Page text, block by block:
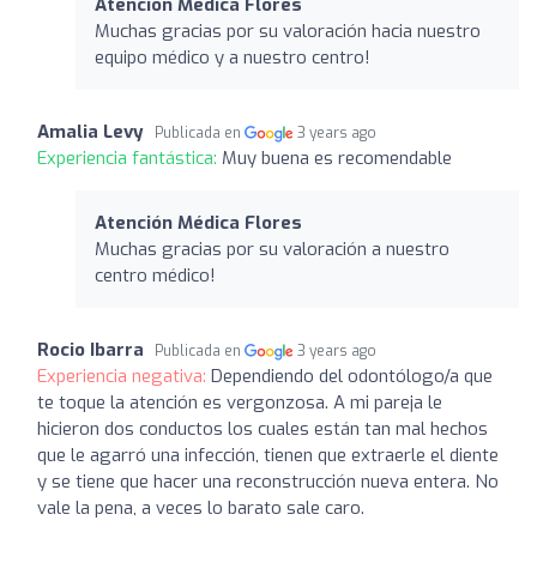
Atención Médica Flores
Muchas gracias por su valoración hacia nuestro
equipo médico y a nuestro centro!
Amalia Levy Publicada en 3 years ago
Experiencia fantástica: Muy buena es recomendable
Atención Médica Flores
Muchas gracias por su valoración a nuestro
centro médico!
Rocio Ibarra Publicada en 3 years ago
Experiencia negativa: Dependiendo del odontólogo/a que
te toque la atención es vergonzosa. A mi pareja le
hicieron dos conductos los cuales están tan mal hechos
que le agarró una infección, tienen que extraerle el diente
y se tiene que hacer una reconstrucción nueva entera. No
vale la pena, a veces lo barato sale caro.